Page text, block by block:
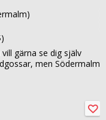
vill gärna se dig själv
men Södermalm